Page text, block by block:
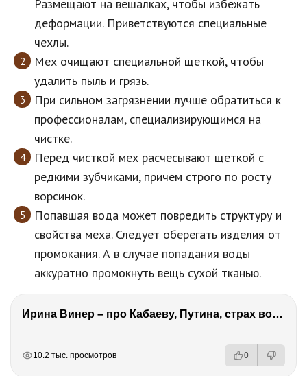
Размещают на вешалках, чтобы избежать
деформации. Приветствуются специальные
чехлы.
Мех очищают специальной щеткой, чтобы
удалить пыль и грязь.
При сильном загрязнении лучше обратиться к
профессионалам, специализирующимся на
чистке.
Перед чисткой мех расчесывают щеткой с
редкими зубчиками, причем строго по росту
ворсинок.
Попавшая вода может повредить структуру и
свойства меха. Следует оберегать изделия от
промокания. А в случае попадания воды
аккуратно промокнуть вещь сухой тканью.
Ирина Винер – про Кабаеву, Путина, страх войны, политику в спорте, Россию, гимнасток и деньги
10.2 тыс. просмотров 0